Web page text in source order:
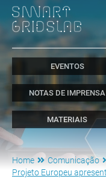
EVENTOS
NOTAS DE IMPRENSA
MATERIAIS
Home Comunicação
Projeto Europeu